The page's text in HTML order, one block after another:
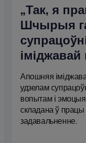
„Так, я
Шчырыя
іміджавай
Апошняя
удзелам
вопытам і
складана ў працы
задавальненне.